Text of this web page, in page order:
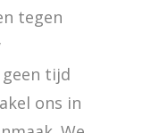
tegen
tijd
ons in